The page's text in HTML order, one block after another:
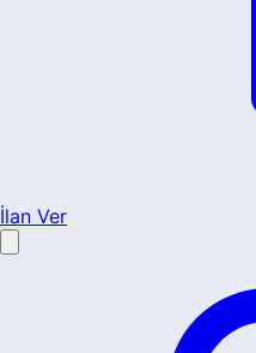
İlan Ver